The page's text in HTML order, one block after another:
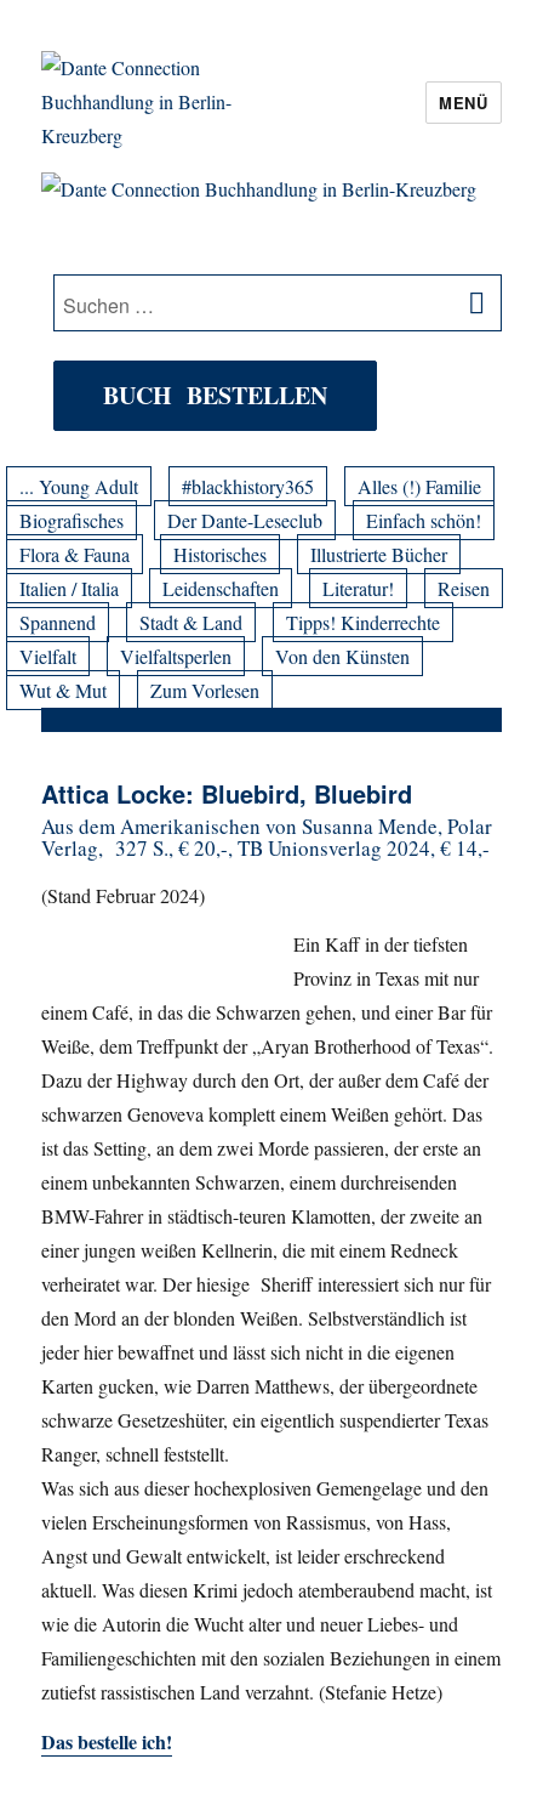
Dante Connection Buchhandlung in
MENÜ
Suche
nach:
BUCH BESTELLEN
... Young Adult #blackhistory365
Alles (!) Familie
Biografisches
Der Dante-Leseclub
Einfach schön!
Flora & Fauna
Historisches
Illustrierte Bücher
Italien / Italia
Leidenschaften Literatur!
Reisen
Spannend
Stadt & Land
Tipps! Kinderrechte
Vielfalt
Vielfaltsperlen
Von den Künsten
Wut & Mut
Zum Vorlesen
Attica Locke: Bluebird, Bluebird
Aus dem Amerikanischen von Susanna Mende, Polar
Verlag, 327 S., € 20,-, TB Unionsverlag 2024, € 14,-
(Stand Februar 2024)
Ein Kaff in der tiefsten
Provinz in Texas mit nur
einem Café, in das die Schwarzen gehen, und einer Bar für
Weiße, dem Treffpunkt der „Aryan Brotherhood of Texas“.
Dazu der Highway durch den Ort, der außer dem Café der
schwarzen Genoveva komplett einem Weißen gehört. Das
ist das Setting, an dem zwei Morde passieren, der erste an
einem unbekannten Schwarzen, einem durchreisenden
BMW-Fahrer in städtisch-teuren Klamotten, der zweite an
einer jungen weißen Kellnerin, die mit einem Redneck
verheiratet war. Der hiesige Sheriff interessiert sich nur für
den Mord an der blonden Weißen. Selbstverständlich ist
jeder hier bewaffnet und lässt sich nicht in die eigenen
Karten gucken, wie Darren Matthews, der übergeordnete
schwarze Gesetzeshüter, ein eigentlich suspendierter Texas
Ranger, schnell feststellt.
Was sich aus dieser hochexplosiven Gemengelage und den
vielen Erscheinungsformen von Rassismus, von Hass,
Angst und Gewalt entwickelt, ist leider erschreckend
aktuell. Was diesen Krimi jedoch atemberaubend macht, ist
wie die Autorin die Wucht alter und neuer Liebes- und
Familiengeschichten mit den sozialen Beziehungen in einem
zutiefst rassistischen Land verzahnt. (Stefanie Hetze)
Das bestelle ich!